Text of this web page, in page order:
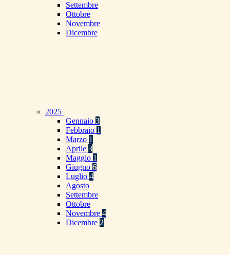
Settembre
Ottobre
Novembre
Dicembre
2025
Gennaio 3
Febbraio 1
Marzo 1
Aprile 3
Maggio 1
Giugno 6
Luglio 4
Agosto
Settembre
Ottobre
Novembre 4
Dicembre 2